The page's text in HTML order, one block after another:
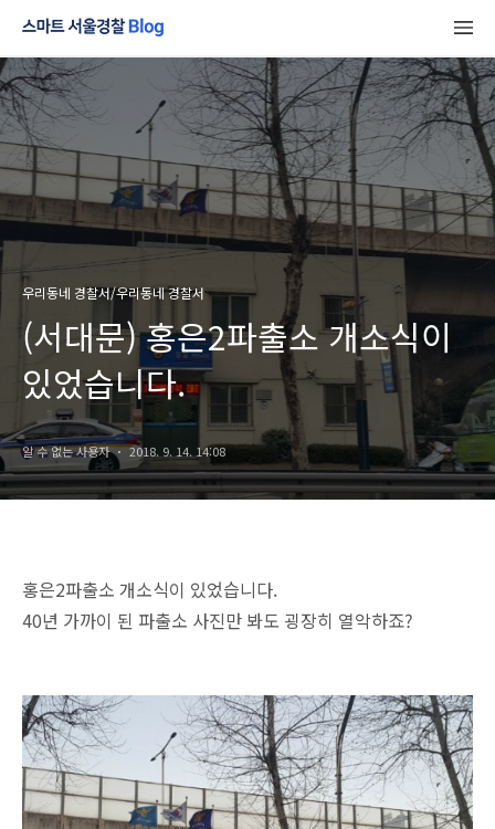
우리동네 경찰서/우리동네 경찰서
(서대문) 홍은2파출소 개소식이
있었습니다.
알 수 없는 사용자 2018. 9. 14. 14:08
홍은2파출소 개소식이 있었습니다.
40년 가까이 된 파출소 사진만 봐도 굉장히 열악하죠?